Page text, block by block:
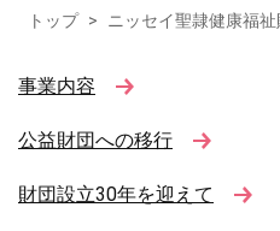
トップ > ニッセイ聖隷健康福
事業内容
公益財団への移行
財団設立30年を迎えて